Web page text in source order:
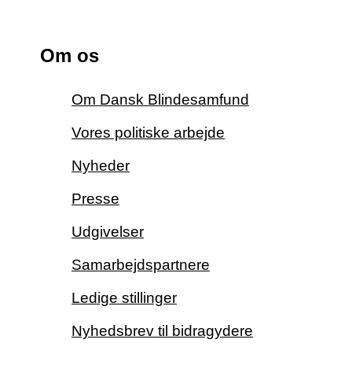
Om os
Om Dansk Blindesamfund
Vores politiske arbejde
Nyheder
Presse
Udgivelser
Samarbejdspartnere
Ledige stillinger
Nyhedsbrev til bidragydere